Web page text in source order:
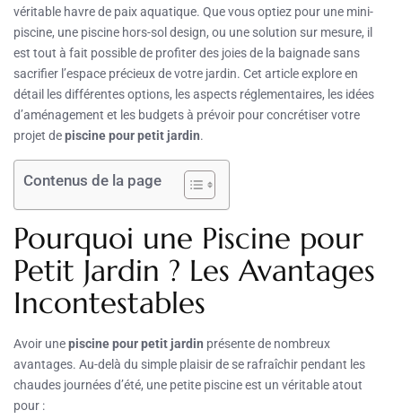
véritable havre de paix aquatique. Que vous optiez pour une mini-
piscine, une piscine hors-sol design, ou une solution sur mesure, il
est tout à fait possible de profiter des joies de la baignade sans
sacrifier l’espace précieux de votre jardin. Cet article explore en
détail les différentes options, les aspects réglementaires, les idées
d’aménagement et les budgets à prévoir pour concrétiser votre
projet depiscine pour petit jardin.
Contenus de la page
Pourquoi une Piscine pour
Petit Jardin ? Les Avantages
Incontestables
Avoir unepiscine pour petit jardin présente de nombreux
avantages. Au-delà du simple plaisir de se rafraîchir pendant les
chaudes journées d’été, une petite piscine est un véritable atout
pour :